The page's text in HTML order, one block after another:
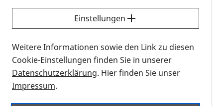
Herkunft. Expert:innen aus Wissenschaft,
Forschung, Lehre und Praxis diskutieren Strategien
Gesundheitsversorgung. Gleichzeitig soll die
Veranstaltung den Austausch und die
Zusammenarbeit zwischen Akteur:innen im
Gesundheitswesen fördern und so eine inklusive
Einstellungen
Weitere Informationen sowie den Link zu diesen
Cookie-Einstellungen finden Sie in unserer
Datenschutzerklärung. Hier finden Sie unser
Impressum.